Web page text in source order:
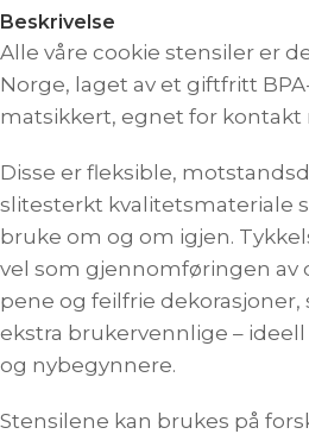
Beskrivelse
Alle våre cookie stensiler er
Norge, laget av et giftfritt
matsikkert, egnet for kontakt
Disse er fleksible,
slitesterkt kvalitetsmateriale
bruke om og om igjen.
vel som gjennomføringen av
pene og feilfrie
ekstra brukervennlige –
og nybegynnere.
Stensilene kan brukes på